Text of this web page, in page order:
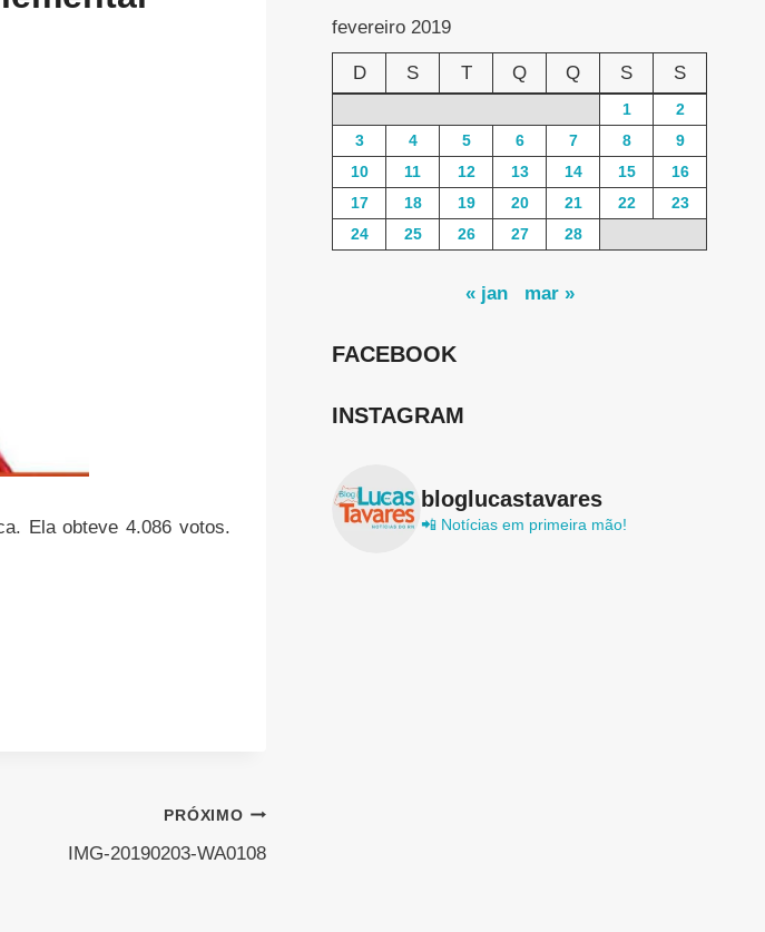
Ela obteve 4.086 votos.
PRÓXIMO
IMG-20190203-WA0108
fevereiro 2019
D S T Q Q S S
1
2
3
4 5 6 7 8
9
10
11 12 13 14 15
16
17
18 19 20 21 22
23
24
25 26 27 28
« jan mar »
FACEBOOK
INSTAGRAM
bloglucastavares
📲 Notícias em primeira mão!